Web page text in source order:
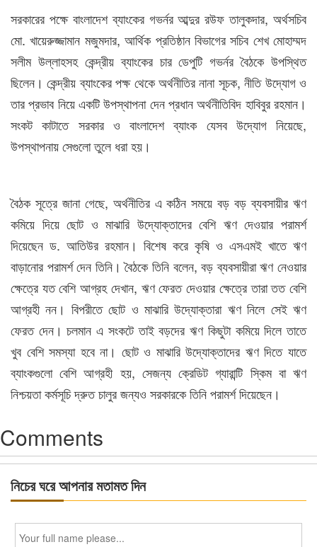
সরকারের পক্ষে বাংলাদেশ ব্যাংকের গভর্নর আব্দুর রউফ তালুকদার, অর্থসচিব
মো. খায়েরুজ্জামান মজুমদার, আর্থিক প্রতিষ্ঠান বিভাগের সচিব শেখ মোহাম্মদ
সলীম উল্লাহসহ কেন্দ্রীয় ব্যাংকের চার ডেপুটি গভর্নর বৈঠকে উপস্থিত
ছিলেন। কেন্দ্রীয় ব্যাংকের পক্ষ থেকে অর্থনীতির নানা সূচক, নীতি উদ্যোগ ও
তার প্রভাব নিয়ে একটি উপস্থাপনা দেন প্রধান অর্থনীতিবিদ হাবিবুর রহমান।
সংকট কাটাতে সরকার ও বাংলাদেশ ব্যাংক যেসব উদ্যোগ নিয়েছে,
উপস্থাপনায় সেগুলো তুলে ধরা হয়।
বৈঠক সূত্রে জানা গেছে, অর্থনীতির এ কঠিন সময়ে বড় বড় ব্যবসায়ীর ঋণ
কমিয়ে দিয়ে ছোট ও মাঝারি উদ্যোক্তাদের বেশি ঋণ দেওয়ার পরামর্শ
দিয়েছেন ড. আতিউর রহমান। বিশেষ করে কৃষি ও এসএমই খাতে ঋণ
বাড়ানোর পরামর্শ দেন তিনি। বৈঠকে তিনি বলেন, বড় ব্যবসায়ীরা ঋণ নেওয়ার
ক্ষেত্রে যত বেশি আগ্রহ দেখান, ঋণ ফেরত দেওয়ার ক্ষেত্রে তারা তত বেশি
আগ্রহী নন। বিপরীতে ছোট ও মাঝারি উদ্যোক্তারা ঋণ নিলে সেই ঋণ
ফেরত দেন। চলমান এ সংকটে তাই বড়দের ঋণ কিছুটা কমিয়ে দিলে তাতে
খুব বেশি সমস্যা হবে না। ছোট ও মাঝারি উদ্যোক্তাদের ঋণ দিতে যাতে
ব্যাংকগুলো বেশি আগ্রহী হয়, সেজন্য ক্রেডিট গ্যারান্টি স্কিম বা ঋণ
নিশ্চয়তা কর্মসূচি দ্রুত চালুর জন্যও সরকারকে তিনি পরামর্শ দিয়েছেন।
Comments
নিচের ঘরে আপনার মতামত দিন